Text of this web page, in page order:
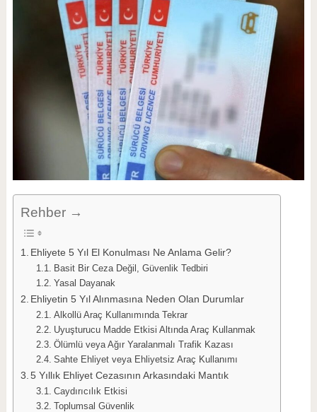
Rehber →
Ehliyete 5 Yıl El Konulması Ne Anlama Gelir?
Basit Bir Ceza Değil, Güvenlik Tedbiri
Yasal Dayanak
Ehliyetin 5 Yıl Alınmasına Neden Olan Durumlar
Alkollü Araç Kullanımında Tekrar
Uyuşturucu Madde Etkisi Altında Araç Kullanmak
Ölümlü veya Ağır Yaralanmalı Trafik Kazası
Sahte Ehliyet veya Ehliyetsiz Araç Kullanımı
5 Yıllık Ehliyet Cezasının Arkasındaki Mantık
Caydırıcılık Etkisi
Toplumsal Güvenlik